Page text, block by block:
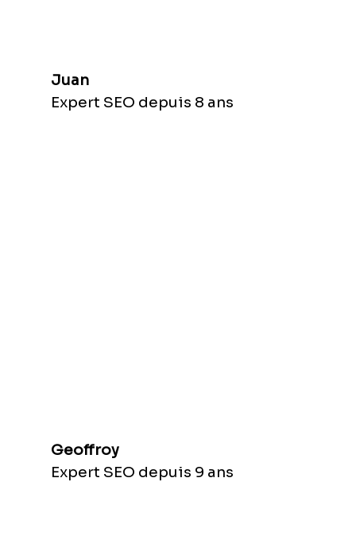
Juan
Expert SEO depuis 8 ans
Geoffroy
Expert SEO depuis 9 ans